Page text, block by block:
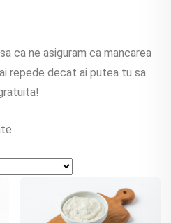
ca ne asiguram ca mancarea
repede decat ai putea tu sa